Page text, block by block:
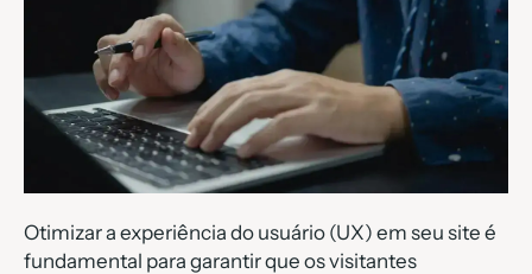
Otimizar a experiência do usuário (UX) em seu site é
fundamental para garantir que os visitantes